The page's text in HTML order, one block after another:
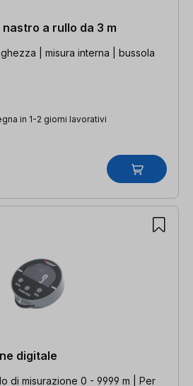
a rullo da 3 m
| misura interna | bussola
in 1-2 giorni lavorativi
digitale
di misurazione 0 - 9999 m | Per